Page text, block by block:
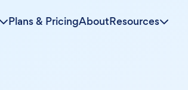
Plans & PricingAboutResources